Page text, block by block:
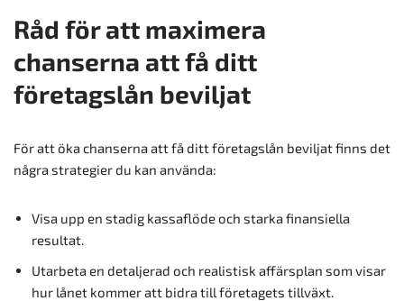
Råd för att maximera
chanserna att få ditt
företagslån beviljat
För att öka chanserna att få ditt företagslån beviljat finns det
några strategier du kan använda:
Visa upp en stadig kassaflöde och starka finansiella
resultat.
Utarbeta en detaljerad och realistisk affärsplan som visar
hur lånet kommer att bidra till företagets tillväxt.